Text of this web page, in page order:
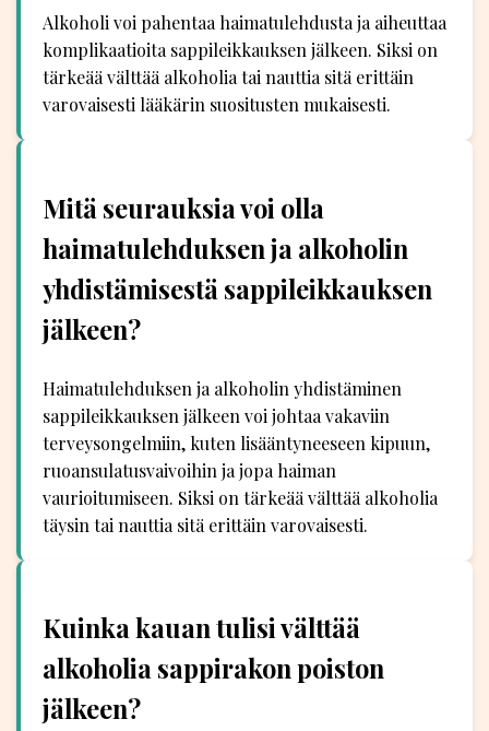
Alkoholi voi pahentaa haimatulehdusta ja aiheuttaa
komplikaatioita sappileikkauksen jälkeen. Siksi on
tärkeää välttää alkoholia tai nauttia sitä erittäin
varovaisesti lääkärin suositusten mukaisesti.
Mitä seurauksia voi olla
haimatulehduksen ja alkoholin
yhdistämisestä sappileikkauksen
jälkeen?
Haimatulehduksen ja alkoholin yhdistäminen
sappileikkauksen jälkeen voi johtaa vakaviin
terveysongelmiin, kuten lisääntyneeseen kipuun,
ruoansulatusvaivoihin ja jopa haiman
vaurioitumiseen. Siksi on tärkeää välttää alkoholia
täysin tai nauttia sitä erittäin varovaisesti.
Kuinka kauan tulisi välttää
alkoholia sappirakon poiston
jälkeen?